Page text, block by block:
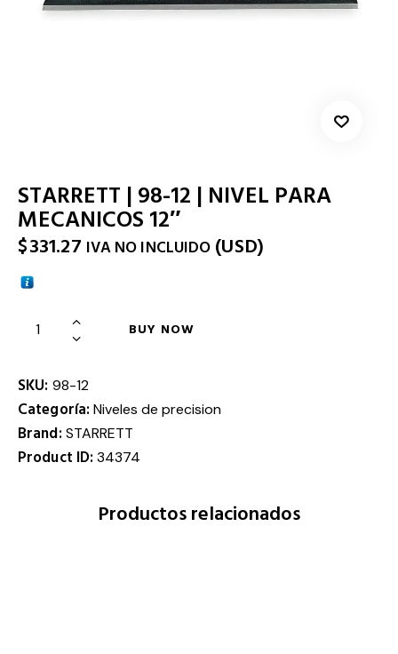
STARRETT | 98-12 | NIVEL PARA
MECANICOS 12″
$331.27 IVA NO INCLUIDO (USD)
BUY NOW
SKU: 98-12
Categoría:Niveles de precision
Brand: STARRETT
Product ID:34374
Productos relacionados